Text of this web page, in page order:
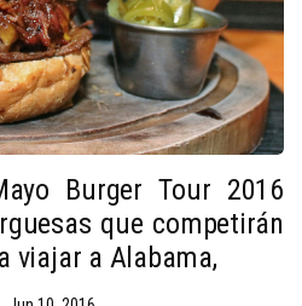
Burger Tour 2016
que competirán
viajar a Alabama,